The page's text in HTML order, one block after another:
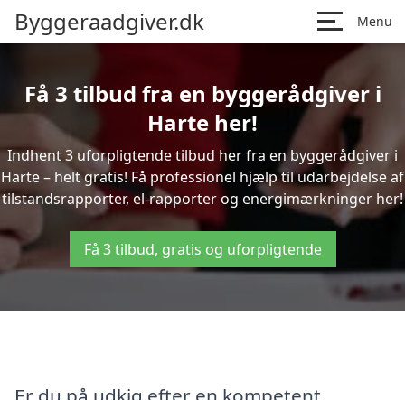
Byggeraadgiver.dk Menu
Få 3 tilbud fra en byggerådgiver i
Harte her!
Indhent 3 uforpligtende tilbud her fra en byggerådgiver i
Harte – helt gratis! Få professionel hjælp til udarbejdelse af
tilstandsrapporter, el-rapporter og energimærkninger her!
Få 3 tilbud, gratis og uforpligtende